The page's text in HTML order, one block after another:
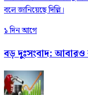
বলে জানিয়েছে দিল্লি।
১ দিন আগে
বড় দুঃসংবাদ: আবারও